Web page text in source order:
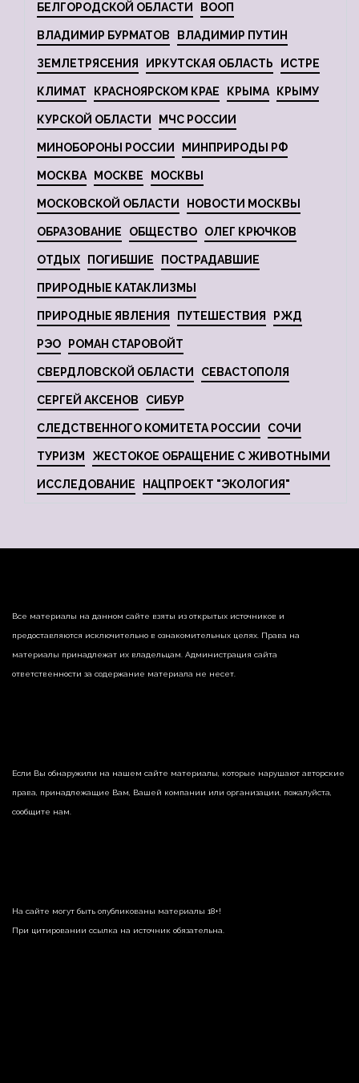
БЕЛГОРОДСКОЙ ОБЛАСТИ ВООП
ВЛАДИМИР БУРМАТОВ ВЛАДИМИР ПУТИН
ЗЕМЛЕТРЯСЕНИЯ ИРКУТСКАЯ ОБЛАСТЬ ИСТРЕ
КЛИМАТ КРАСНОЯРСКОМ КРАЕ КРЫМА КРЫМУ
КУРСКОЙ ОБЛАСТИ МЧС РОССИИ
МИНОБОРОНЫ РОССИИ МИНПРИРОДЫ РФ
МОСКВА МОСКВЕ МОСКВЫ
МОСКОВСКОЙ ОБЛАСТИ НОВОСТИ МОСКВЫ
ОБРАЗОВАНИЕ ОБЩЕСТВО ОЛЕГ КРЮЧКОВ
ОТДЫХ ПОГИБШИЕ ПОСТРАДАВШИЕ
ПРИРОДНЫЕ КАТАКЛИЗМЫ
ПРИРОДНЫЕ ЯВЛЕНИЯ ПУТЕШЕСТВИЯ РЖД
РЭО РОМАН СТАРОВОЙТ
СВЕРДЛОВСКОЙ ОБЛАСТИ СЕВАСТОПОЛЯ
СЕРГЕЙ АКСЕНОВ СИБУР
СЛЕДСТВЕННОГО КОМИТЕТА РОССИИ СОЧИ
ТУРИЗМ ЖЕСТОКОЕ ОБРАЩЕНИЕ С ЖИВОТНЫМИ
ИССЛЕДОВАНИЕ НАЦПРОЕКТ "ЭКОЛОГИЯ"
Все материалы на данном сайте взяты из открытых источников и
предоставляются исключительно в ознакомительных целях. Права на
материалы принадлежат их владельцам. Администрация сайта
ответственности за содержание материала не несет.
Если Вы обнаружили на нашем сайте материалы, которые нарушают авторские
права, принадлежащие Вам, Вашей компании или организации, пожалуйста,
сообщите нам.
На сайте могут быть опубликованы материалы 18+!
При цитировании ссылка на источник обязательна.